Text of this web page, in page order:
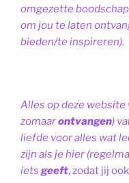
omgezette
om jou te laten
bieden/te inspireren).
Alles op deze
zomaarontvangen)
liefde voor alles wat
zijn als je hier
iets geeft, zodat jij